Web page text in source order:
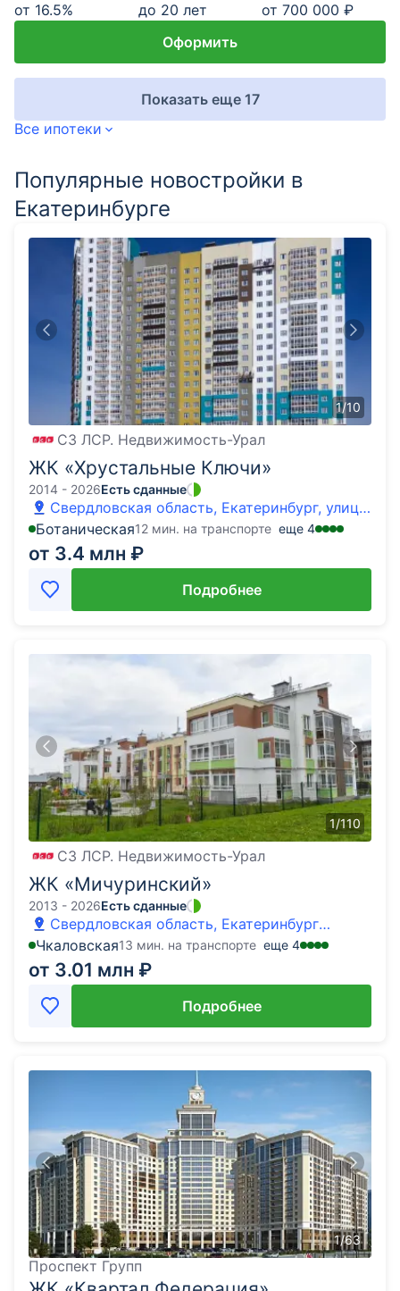
от 16.5% до 20 лет
от 700 000 ₽
Оформить
Показать еще 17
Все ипотеки
Популярные новостройки в
Екатеринбурге
1/10
СЗ ЛСР. Недвижимость-Урал
ЖК «Хрустальные Ключи»
2014 - 2026Есть сданные
Свердловская область, Екатеринбург, улица
Филатовская
Ботаническая12 мин. на транспорте еще 4
от 3.4 млн ₽
Подробнее
1/110
СЗ ЛСР. Недвижимость-Урал
ЖК «Мичуринский»
2013 - 2026Есть сданные
Свердловская область, Екатеринбург
муниципальное образование, пос.
Мичуринский
Чкаловская13 мин. на транспорте еще 4
от 3.01 млн ₽
Подробнее
1/63
Проспект Групп